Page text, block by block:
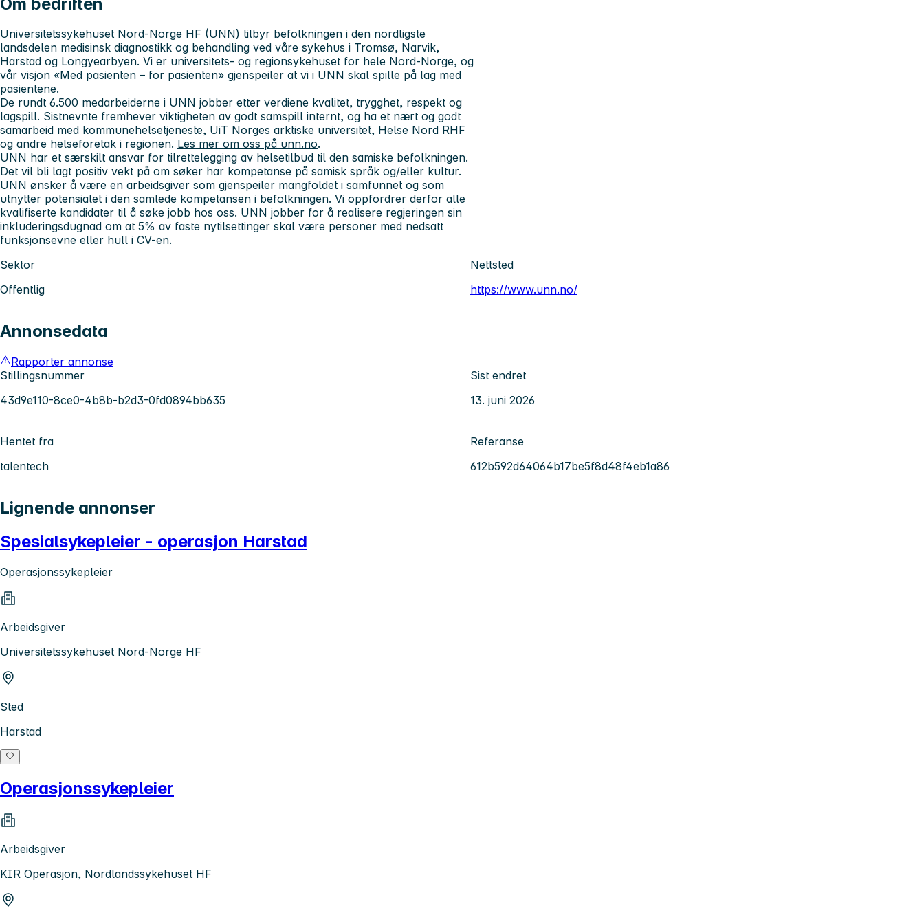
Universitetssykehuset Nord-Norge HF (UNN) tilbyr befolkningen i den nordligste
landsdelen medisinsk diagnostikk og behandling ved våre sykehus i Tromsø, Narvik,
Harstad og Longyearbyen. Vi er universitets- og regionsykehuset for hele Nord-Norge, og
vår visjon «Med pasienten – for pasienten» gjenspeiler at vi i UNN skal spille på lag med
pasientene.
De rundt 6.500 medarbeiderne i UNN jobber etter verdiene kvalitet, trygghet, respekt og
lagspill. Sistnevnte fremhever viktigheten av godt samspill internt, og ha et nært og godt
samarbeid med kommunehelsetjeneste, UiT Norges arktiske universitet, Helse Nord RHF
og andre helseforetak i regionen. Les mer om oss på unn.no.
UNN har et særskilt ansvar for tilrettelegging av helsetilbud til den samiske befolkningen.
Det vil bli lagt positiv vekt på om søker har kompetanse på samisk språk og/eller kultur.
UNN ønsker å være en arbeidsgiver som gjenspeiler mangfoldet i samfunnet og som
utnytter potensialet i den samlede kompetansen i befolkningen. Vi oppfordrer derfor alle
kvalifiserte kandidater til å søke jobb hos oss. UNN jobber for å realisere regjeringen sin
inkluderingsdugnad om at 5% av faste nytilsettinger skal være personer med nedsatt
funksjonsevne eller hull i CV-en.
Sektor
Offentlig
Nettsted
https://www.unn.no/
Annonsedata
Rapporter annonse
Stillingsnummer
43d9e110-8ce0-4b8b-b2d3-0fd0894bb635
Sist endret
13. juni 2026
Hentet fra
talentech
Referanse
612b592d64064b17be5f8d48f4eb1a86
Lignende annonser
Spesialsykepleier - operasjon Harstad
Operasjonssykepleier
Arbeidsgiver
Universitetssykehuset Nord-Norge HF
Sted
Harstad
Operasjonssykepleier
Arbeidsgiver
KIR Operasjon, Nordlandssykehuset HF